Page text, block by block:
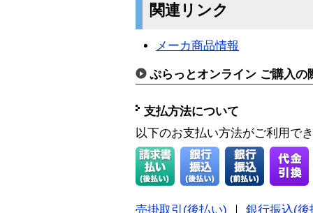
関連リンク
メーカ商品情報
ぷらっとオンライン ご購入の
支払方法について
以下のお支払い方法がご利用で
売掛取引(後払い)
銀行振込(後